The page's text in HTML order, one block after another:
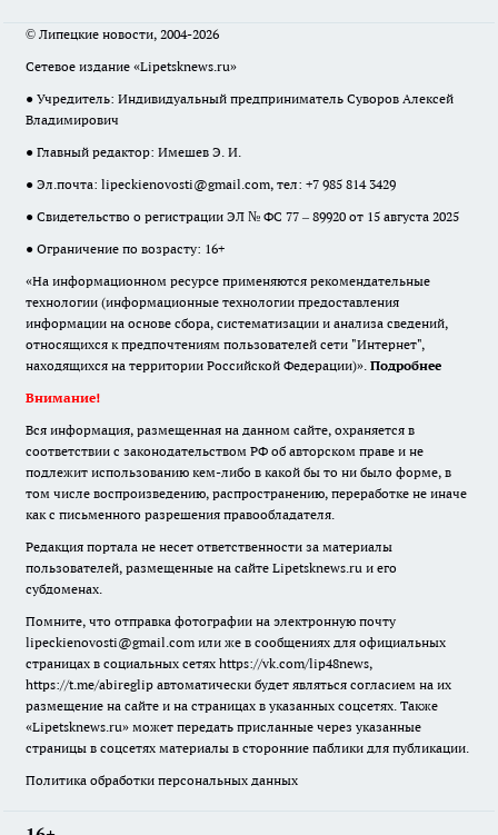
© Липецкие новости, 2004-2026
Сетевое издание «Lipetsknews.ru»
● Учредитель: Индивидуальный предприниматель Суворов Алексей
Владимирович
● Главный редактор: Имешев Э. И.
● Эл.почта: lipeckienovosti@gmail.com, тел: +7 985 814 3429
● Свидетельство о регистрации ЭЛ № ФС 77 – 89920 от 15 августа 2025
● Ограничение по возрасту: 16+
«На информационном ресурсе применяются рекомендательные
технологии (информационные технологии предоставления
информации на основе сбора, систематизации и анализа сведений,
относящихся к предпочтениям пользователей сети "Интернет",
находящихся на территории Российской Федерации)». Подробнее
Внимание!
Вся информация, размещенная на данном сайте, охраняется в
соответствии с законодательством РФ об авторском праве и не
подлежит использованию кем-либо в какой бы то ни было форме, в
том числе воспроизведению, распространению, переработке не иначе
как с письменного разрешения правообладателя.
Редакция портала не несет ответственности за материалы
пользователей, размещенные на сайте Lipetsknews.ru и его
субдоменах.
Помните, что отправка фотографии на электронную почту
lipeckienovosti@gmail.com или же в сообщениях для официальных
страницах в социальных сетях https://vk.com/lip48news,
https://t.me/abireglip автоматически будет являться согласием на их
размещение на сайте и на страницах в указанных соцсетях. Также
«Lipetsknews.ru» может передать присланные через указанные
страницы в соцсетях материалы в сторонние паблики для публикации.
Политика обработки персональных данных